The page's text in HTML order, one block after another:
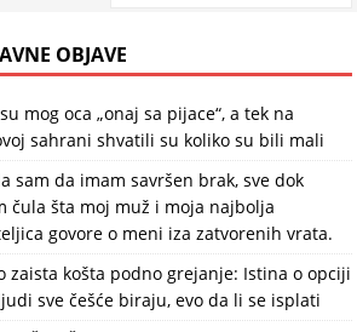
OBJAVE
mog oca „onaj sa pijace“, a tek na
sahrani shvatili su koliko su bili mali
sam da imam savršen brak, sve dok
čula šta moj muž i moja najbolja
govore o meni iza zatvorenih vrata.
zaista košta podno grejanje: Istina o opciji
sve češće biraju, evo da li se isplati